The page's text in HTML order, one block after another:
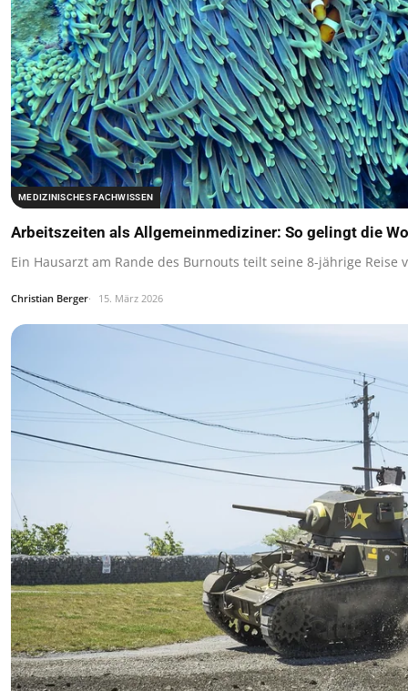
MEDIZINISCHES FACHWISSEN
Arbeitszeiten als Allgemeinmediziner: So gelingt die
Ein Hausarzt am Rande des Burnouts teilt seine 8-jährige Reise
Christian Berger 15. März 2026